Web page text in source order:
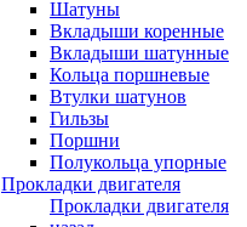
Шатуны
Вкладыши коренные
Вкладыши шатунные
Кольца поршневые
Втулки шатунов
Гильзы
Поршни
Полукольца упорные
Прокладки двигателя
Прокладки двигателя